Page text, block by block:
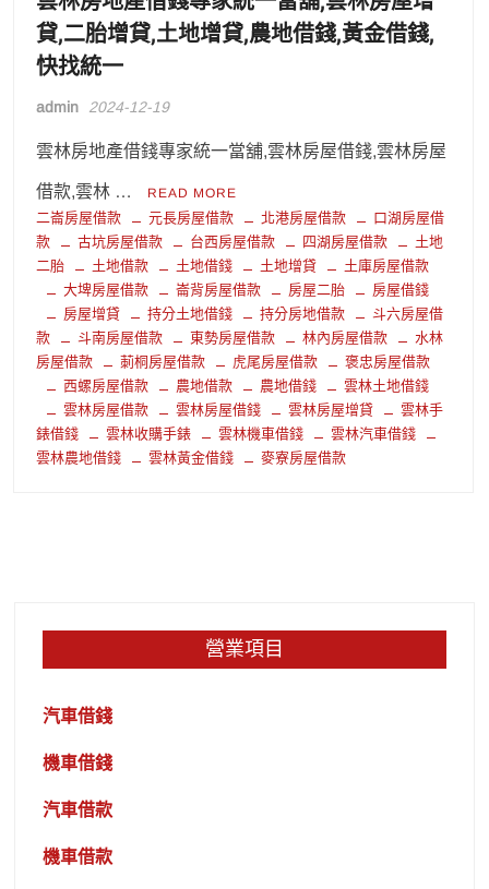
貸,二胎增貸,土地增貸,農地借錢,黃金借錢,
快找統一
admin 2024-12-19
雲林房地產借錢專家統一當舖,雲林房屋借錢,雲林房屋
借款,雲林 … READ MORE
二崙房屋借款 元長房屋借款 北港房屋借款
口湖房屋借
款
古坑房屋借款 台西房屋借款 四湖房屋借款
土地
二胎
土地借款 土地借錢 土地增貸
土庫房屋借款
大埤房屋借款
崙背房屋借款 房屋二胎
房屋借錢
房屋增貸
持分土地借錢 持分房地借款
斗六房屋借
款
斗南房屋借款 東勢房屋借款 林內房屋借款
水林
房屋借款
莿桐房屋借款 虎尾房屋借款
褒忠房屋借款
西螺房屋借款
農地借款 農地借錢
雲林土地借錢
雲林房屋借款
雲林房屋借錢 雲林房屋增貸
雲林手
錶借錢
雲林收購手錶 雲林機車借錢
雲林汽車借錢
雲林農地借錢
雲林黃金借錢 麥寮房屋借款
營業項目
汽車借錢
機車借錢
汽車借款
機車借款